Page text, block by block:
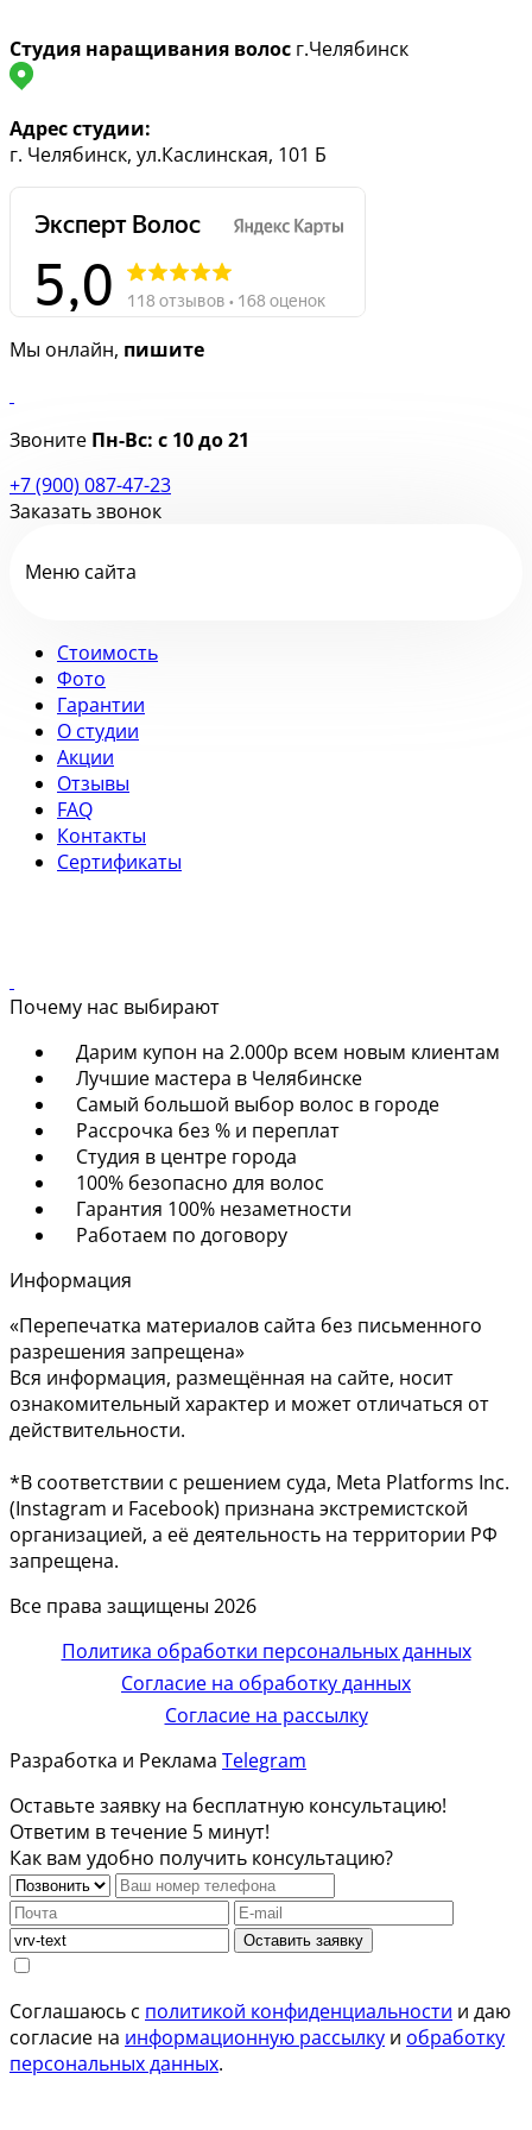
Студия наращивания волос г.Челябинск
Адрес студии:
г. Челябинск, ул.Каслинская, 101 Б
Мы онлайн, пишите
Звоните Пн-Вс: с 10 до 21
+7 (900) 087-47-23
Заказать звонок
Меню сайта
Стоимость
Фото
Гарантии
О студии
Акции
Отзывы
FAQ
Контакты
Сертификаты
Почему нас выбирают
Дарим купон на 2.000р всем новым клиентам
Лучшие мастера в Челябинске
Самый большой выбор волос в городе
Рассрочка без % и переплат
Студия в центре города
100% безопасно для волос
Гарантия 100% незаметности
Работаем по договору
Информация
«Перепечатка материалов сайта без письменного
разрешения запрещена»
Вся информация, размещённая на сайте, носит
ознакомительный характер и может отличаться от
действительности.
*В соответствии с решением суда, Meta Platforms Inc.
(Instagram и Facebook) признана экстремистской
организацией, а её деятельность на территории РФ
запрещена.
Все права защищены 2026
Политика обработки персональных данных
Согласие на обработку данных
Согласие на рассылку
Разработка и Реклама Telegram
Оставьте заявку на бесплатную консультацию!
Ответим в течение 5 минут!
Как вам удобно получить консультацию?
Оставить заявку
Соглашаюсь с политикой конфиденциальности и даю
согласие на информационную рассылку и обработку
персональных данных.